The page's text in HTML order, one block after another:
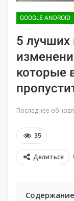
GOOGLE ANDROID
5
которые
Последнее
35
Делиться
Содержание